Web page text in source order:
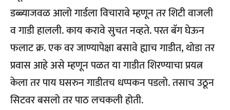
डब्ब्याजवळ आलो गार्डला विचारावे म्हणून तर शिटी वाजली
व गाडी हालली. काय करावे सुचत नव्हते. परत बॅग घेऊन
फलाट क्र. एक वर जाण्यापेक्षा बसावे ह्याच गाडीत, थोडा तर
प्रवास आहे असे म्हणून पळत या गाडीत शिरण्याचा प्रयत्न
केला तर पाय घसरुन गाडीतच धप्पकन पडलो. तसाच उठून
सिटवर बसलो तर पाठ लचकली होती.